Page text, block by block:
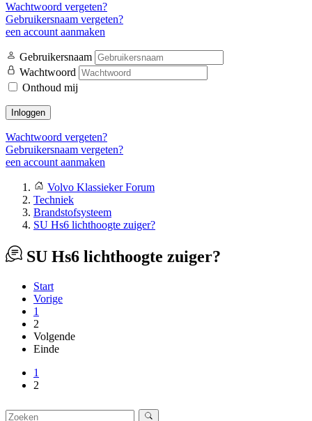
Wachtwoord vergeten?
Gebruikersnaam vergeten?
een account aanmaken
Gebruikersnaam
Wachtwoord
Onthoud mij
Inloggen
Wachtwoord vergeten?
Gebruikersnaam vergeten?
een account aanmaken
Volvo Klassieker Forum
Techniek
Brandstofsysteem
SU Hs6 lichthoogte zuiger?
SU Hs6 lichthoogte zuiger?
Start
Vorige
1
2
Volgende
Einde
1
2